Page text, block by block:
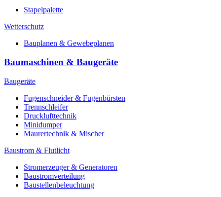
Stapelpalette
Wetterschutz
Bauplanen & Gewebeplanen
Baumaschinen & Baugeräte
Baugeräte
Fugenschneider & Fugenbürsten
Trennschleifer
Drucklufttechnik
Minidumper
Maurertechnik & Mischer
Baustrom & Flutlicht
Stromerzeuger & Generatoren
Baustromverteilung
Baustellenbeleuchtung